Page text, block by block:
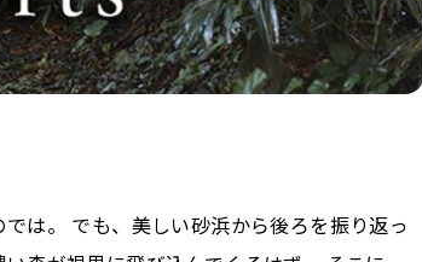
は。 でも、美しい砂浜から後ろを振り返っ